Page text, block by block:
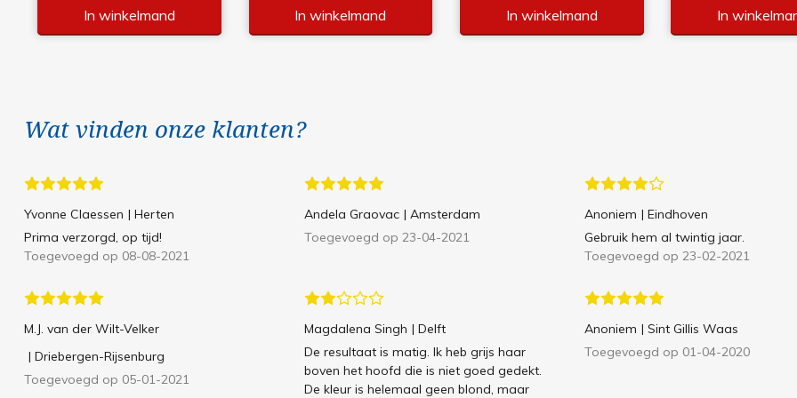
In winkelmand In winkelmand In winkelmand In
Wat vinden onze klanten?
Yvonne Claessen | Herten
Prima verzorgd, op tijd!
Toegevoegd op 08-08-2021
Andela Graovac | Amsterdam
Toegevoegd op 23-04-2021
Anoniem | Eindhoven
Gebruik hem al twintig jaar.
Toegevoegd op 23-02-2021
M.J. van der Wilt-Velker
| Driebergen-Rijsenburg
Toegevoegd op 05-01-2021
Magdalena Singh | Delft
De resultaat is matig. Ik heb grijs haar
boven het hoofd die is niet goed gedekt.
De kleur is helemaal geen blond, maar
Anoniem | Sint Gillis Waas
Toegevoegd op 01-04-2020